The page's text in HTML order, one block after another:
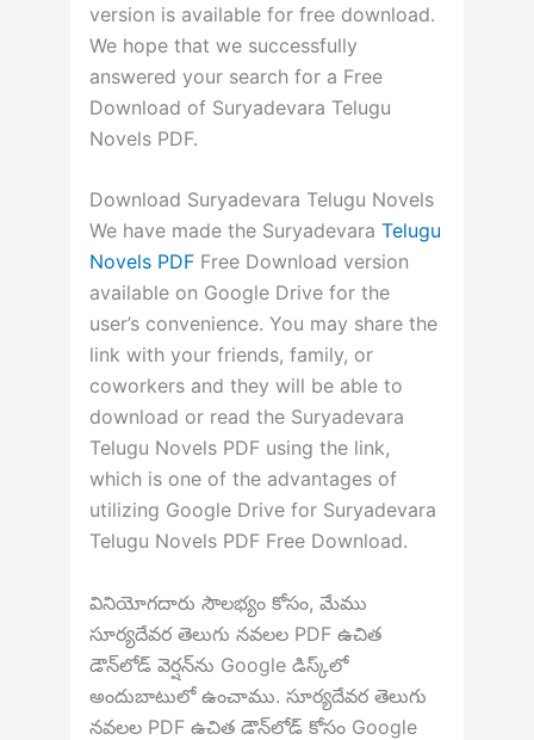
version is available for free download.
We hope that we successfully
answered your search for a Free
Download of Suryadevara Telugu
Novels PDF.
Download Suryadevara Telugu Novels
We have made the Suryadevara Telugu
Novels PDFFree Download version
available on Google Drive for the
user’s convenience. You may share the
link with your friends, family, or
coworkers and they will be able to
download or read the Suryadevara
Telugu Novels PDF using the link,
which is one of the advantages of
utilizing Google Drive for Suryadevara
Telugu Novels PDF Free Download.
వినియోగదారు సౌలభ్యం కోసం, మేము
సూర్యదేవర తెలుగు నవలల PDF ఉచిత
డౌన్‌లోడ్ వెర్షన్‌ను Google డిస్క్‌లో
అందుబాటులో ఉంచాము. సూర్యదేవర తెలుగు
నవలల PDF ఉచిత డౌన్‌లోడ్ కోసం Google